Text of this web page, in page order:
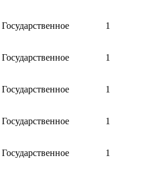
Государственное 1
Государственное 1
Государственное 1
Государственное 1
Государственное 1